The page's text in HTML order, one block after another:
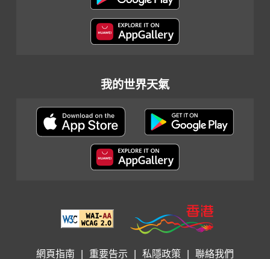
我的世界天氣
網頁指南 重要告示 私隱政策 聯絡我們